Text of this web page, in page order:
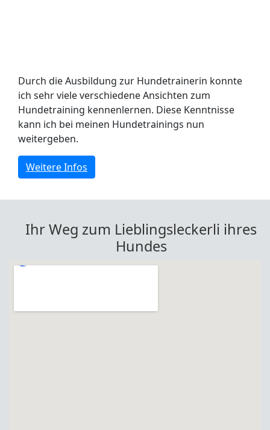
Durch die Ausbildung zur Hundetrainerin konnte
ich sehr viele verschiedene Ansichten zum
Hundetraining kennenlernen. Diese Kenntnisse
kann ich bei meinen Hundetrainings nun
weitergeben.
Weitere Infos
Ihr Weg zum Lieblingsleckerli ihres
Hundes